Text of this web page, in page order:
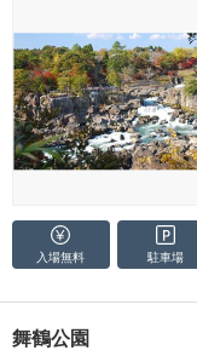
入場無料 駐車場
舞鶴公園